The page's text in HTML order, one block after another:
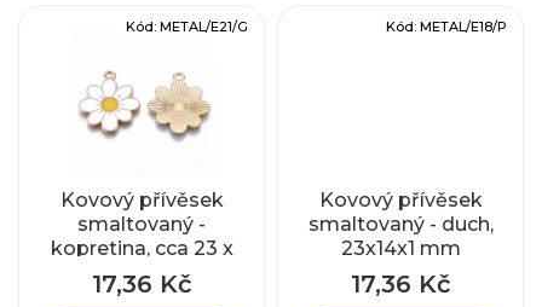
Kovový přívěsek
smaltovaný -
kopretina, cca 23 x
21 x 2 mm
17,36 Kč
Kód: METAL/E21/G
Kovový přívěsek
smaltovaný - duch,
23x14x1 mm
17,36 Kč
Kód: METAL/E18/P